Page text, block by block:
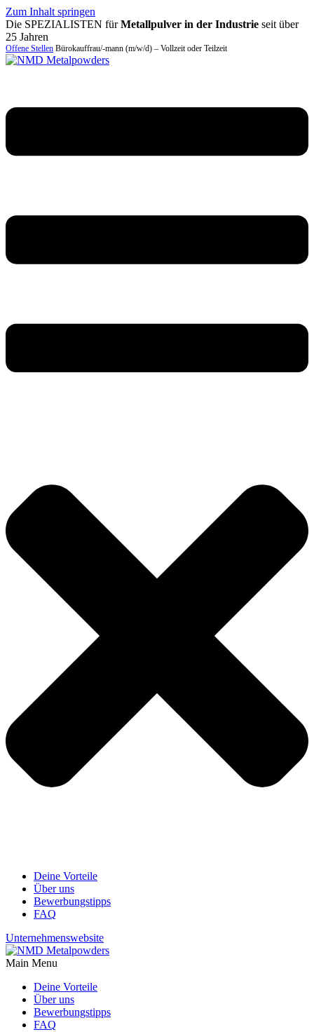
Zum Inhalt springen
Die SPEZIALISTEN fürMetallpulver in der Industrie seit über
25 Jahren
Offene Stellen Bürokauffrau/-mann (m/w/d) – Vollzeit oder Teilzeit
Deine Vorteile
Über uns
Bewerbungstipps
FAQ
Unternehmenswebsite
Main Menu
Deine Vorteile
Über uns
Bewerbungstipps
FAQ